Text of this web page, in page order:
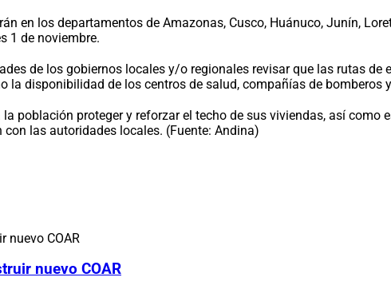
en los departamentos de Amazonas, Cusco, Huánuco, Junín,
1 de noviembre.
de los gobiernos locales y/o regionales revisar que las rutas
la disponibilidad de los centros de salud, compañías de
población proteger y reforzar el techo de sus viviendas, así
las autoridades locales. (Fuente: Andina)
nuevo COAR